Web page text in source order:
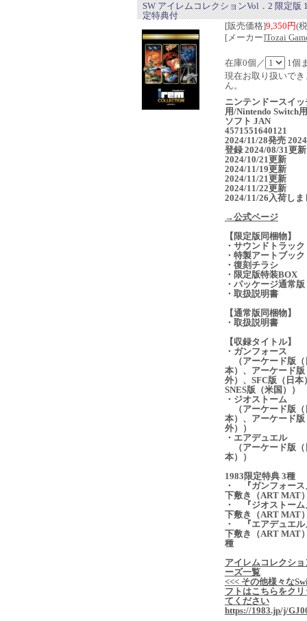
SW アイレムコレクションVol．2 限定版
定特典付
[販売価格]9,350円(
[メーカー]Tozai
在庫0個／
1個
現在お取り扱いでき
ん。
ニンテンドースイッ
用/Nintendo Switch
ソフト JAN
4571551640121
2024/11/28発売
登録 2024/08/31更新
2024/10/21更新
2024/11/19更新
2024/11/21更新
2024/11/22更新
2024/11/26入荷しま
→公式ページ
【限定版同梱物】
・サウンドトラック
・特製アートブック
・復刻チラシ
・限定版特装BOX
・パッケージ通常版
・取扱説明書
【通常版同梱物】
・取扱説明書
【収録タイトル】
・ガンフォース
（アーケード版（
本）、アーケード版
外）、SFC版（日本
SNES版（米国））
・ジオストーム
（アーケード版（
本）、アーケード版
外））
・エアデュエル
（アーケード版（
本））
1983限定特典 3種
・ 『ガンフォース
下敷き（ART MAT
・ 『ジオストーム
下敷き（ART MAT
・ 『エアデュエル
下敷き（ART MAT
種
アイレムコレクシ
ーズ一覧
<<< その他様々な
フトはこちらをク
てください
https://1983.jp/j/